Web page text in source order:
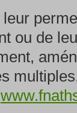
leur
ou de